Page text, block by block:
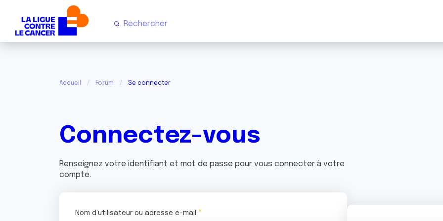
Accueil Forum Se connecter
Connectez-vous
Renseignez votre identifiant et mot de passe pour vous connecter à votre
compte.
Nom d'utilisateur ou adresse e-mail